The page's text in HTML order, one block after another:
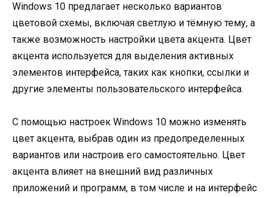
Windows 10 предлагает несколько вариантов
цветовой схемы, включая светлую и тёмную тему, а
также возможность настройки цвета акцента. Цвет
акцента используется для выделения активных
элементов интерфейса, таких как кнопки, ссылки и
другие элементы пользовательского интерфейса.
С помощью настроек Windows 10 можно изменять
цвет акцента, выбрав один из предопределенных
вариантов или настроив его самостоятельно. Цвет
акцента влияет на внешний вид различных
приложений и программ, в том числе и на интерфейс